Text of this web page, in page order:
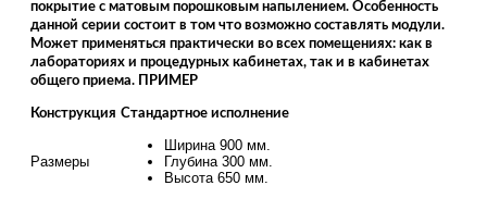
покрытие с матовым порошковым напылением. Особенность
данной серии состоит в том что возможно составлять модули.
Может применяться практически во всех помещениях: как в
лабораториях и процедурных кабинетах, так и в кабинетах
общего приема. ПРИМЕР
Конструкция Стандартное исполнение
Размеры
Ширина 900 мм.
Глубина 300 мм.
Высота 650 мм.